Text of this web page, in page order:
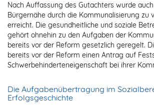
Nach Auffassung des Gutachters wurde
Bürgernähe durch die Kommunalisierung zu
erreicht. Die gesundheitliche und soziale
gehört ohnehin zu den Aufgaben der
bereits vor der Reform gesetzlich geregelt.
bereits vor der Reform einen Antrag auf
Schwerbehinderteneigenschaft bei ihrer
Die Aufgabenübertragung im
Erfolgsgeschichte